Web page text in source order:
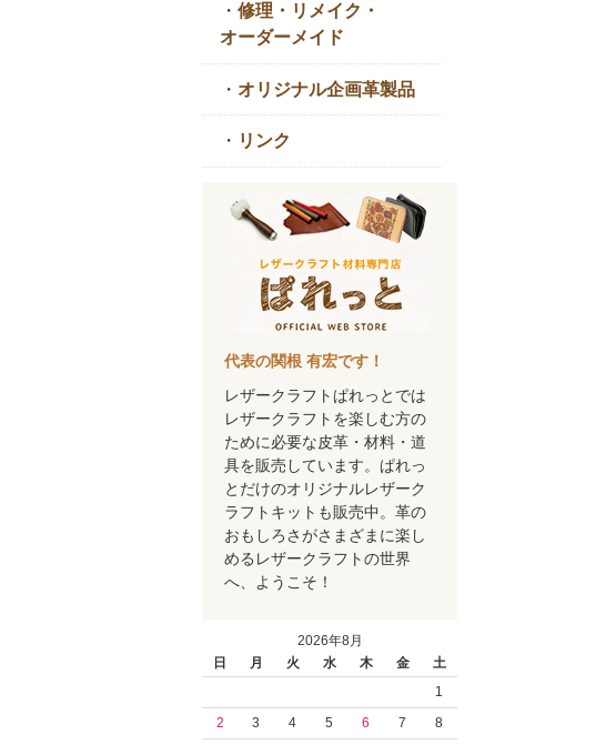
・ 修理・リメイク・
オーダーメイド
・ オリジナル企画革製品
・ リンク
代表の関根 有宏です！
レザークラフトぱれっとでは
レザークラフトを楽しむ方の
ために必要な皮革・材料・道
具を販売しています。ぱれっ
とだけのオリジナルレザーク
ラフトキットも販売中。革の
おもしろさがさまざまに楽し
めるレザークラフトの世界
へ、ようこそ！
2026年8月
日
月 火 水 木 金
土
1
2
3 4 5 6 7
8